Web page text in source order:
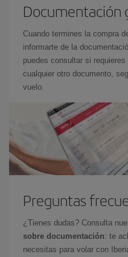
Documentación
Cuando termines la compra
informarte de la
puedes consultar si
cualquier otro documento,
vuelo.
Preguntas
¿Tienes dudas? Consulta
sobre documentación: te
necesitas para volar con